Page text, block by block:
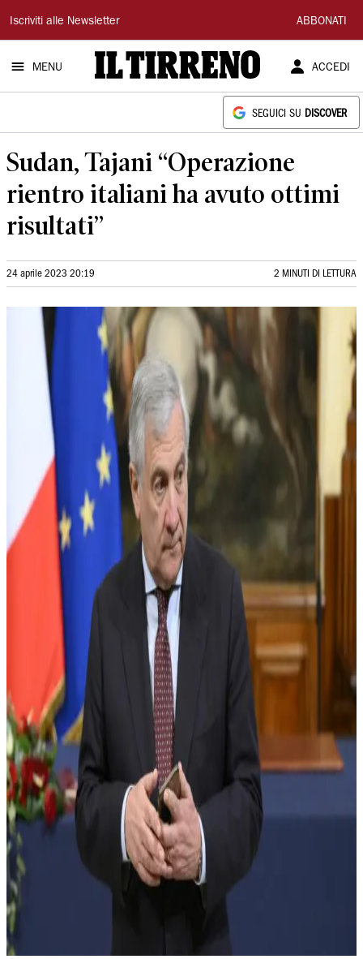
Il
Tirreno
Iscriviti alle Newsletter ABBONATI
MENU ACCEDI
SEGUICI SU DISCOVER
Sudan, Tajani “Operazione
rientro italiani ha avuto ottimi
risultati”
24 aprile 2023 20:19 2 MINUTI DI LETTURA